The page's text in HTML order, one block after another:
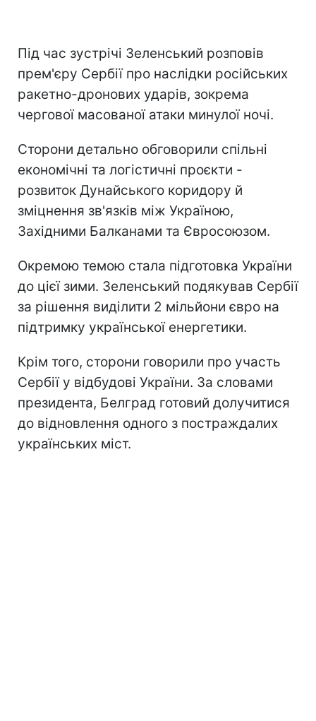
Під час зустрічі Зеленський розповів
прем'єру Сербії про наслідки російських
ракетно-дронових ударів, зокрема
чергової масованої атаки минулої ночі.
Сторони детально обговорили спільні
економічні та логістичні проєкти -
розвиток Дунайського коридору й
зміцнення зв'язків між Україною,
Західними Балканами та Євросоюзом.
Окремою темою стала підготовка України
до цієї зими. Зеленський подякував Сербії
за рішення виділити 2 мільйони євро на
підтримку української енергетики.
Крім того, сторони говорили про участь
Сербії у відбудові України. За словами
президента, Белград готовий долучитися
до відновлення одного з постраждалих
українських міст.